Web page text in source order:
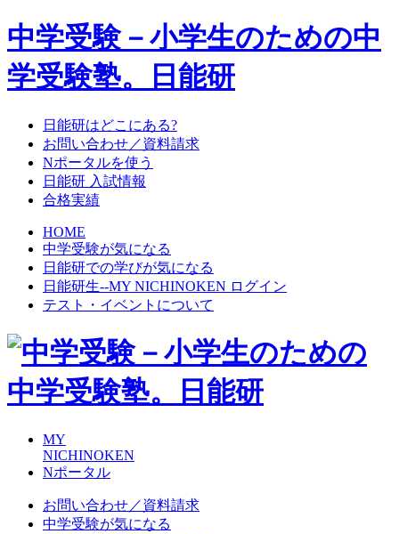
中学受験－小学生のための中
学受験塾。日能研
日能研はどこにある?
お問い合わせ／資料請求
Nポータルを使う
日能研 入試情報
合格実績
HOME
中学受験が気になる
日能研での学びが気になる
日能研生--MY NICHINOKEN ログイン
テスト・イベントについて
MY
NICHINOKEN
Nポータル
お問い合わせ／資料請求
中学受験が気になる